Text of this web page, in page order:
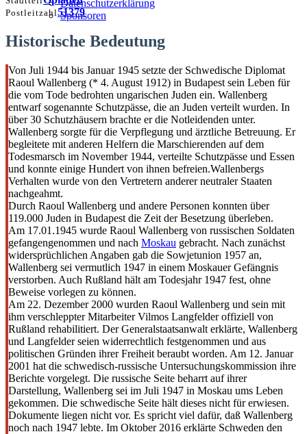
Datenschutzerklärung
Sponsoren
Postleitzahl51379
Historische Bedeutung
Von Juli 1944 bis Januar 1945 setzte der Schwedische Diplomat
Raoul Wallenberg (* 4. August 1912) in Budapest sein Leben für
die vom Tode bedrohten ungarischen Juden ein. Wallenberg
entwarf sogenannte Schutzpässe, die an Juden verteilt wurden. In
über 30 Schutzhäusern brachte er die Notleidenden unter.
Wallenberg sorgte für die Verpflegung und ärztliche Betreuung. Er
begleitete mit anderen Helfern die Marschierenden auf dem
Todesmarsch im November 1944, verteilte Schutzpässe und Essen
und konnte einige Hundert von ihnen befreien.Wallenbergs
Verhalten wurde von den Vertretern anderer neutraler Staaten
nachgeahmt.
Durch Raoul Wallenberg und andere Personen konnten über
119.000 Juden in Budapest die Zeit der Besetzung überleben.
Am 17.01.1945 wurde Raoul Wallenberg von russischen Soldaten
gefangengenommen und nach Moskau gebracht. Nach zunächst
widersprüchlichen Angaben gab die Sowjetunion 1957 an,
Wallenberg sei vermutlich 1947 in einem Moskauer Gefängnis
verstorben. Auch Rußland hält am Todesjahr 1947 fest, ohne
Beweise vorlegen zu können.
Am 22. Dezember 2000 wurden Raoul Wallenberg und sein mit
ihm verschleppter Mitarbeiter Vilmos Langfelder offiziell von
Rußland rehabilitiert. Der Generalstaatsanwalt erklärte, Wallenberg
und Langfelder seien widerrechtlich festgenommen und aus
politischen Gründen ihrer Freiheit beraubt worden. Am 12. Januar
2001 hat die schwedisch-russische Untersuchungskommission ihre
Berichte vorgelegt. Die russische Seite beharrt auf ihrer
Darstellung, Wallenberg sei im Juli 1947 in Moskau ums Leben
gekommen. Die schwedische Seite hält dieses nicht für erwiesen.
Dokumente liegen nicht vor. Es spricht viel dafür, daß Wallenberg
noch nach 1947 lebte. Im Oktober 2016 erklärte Schweden den